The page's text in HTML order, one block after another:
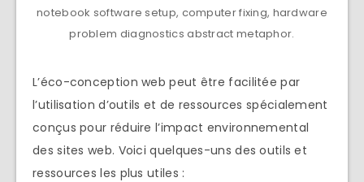
notebook software setup, computer fixing, hardware
problem diagnostics abstract metaphor.
L’éco-conception web peut être facilitée par
l’utilisation d’outils et de ressources spécialement
conçus pour réduire l’impact environnemental
des sites web. Voici quelques-uns des outils et
ressources les plus utiles :